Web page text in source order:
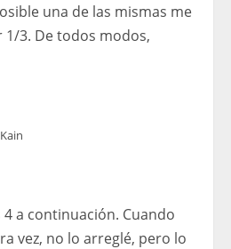
una de las mismas me
3. De todos modos,
a continuación. Cuando
vez, no lo arreglé, pero lo